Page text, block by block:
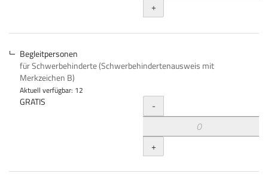
+
Begleitpersonen
für Schwerbehinderte (Schwerbehindertenausweis mit
Merkzeichen B)
Aktuell verfügbar: 12
GRATIS Menge
-
+